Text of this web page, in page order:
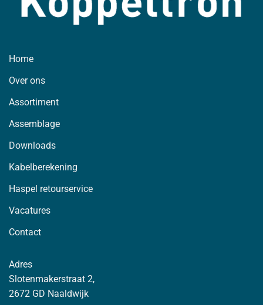
Home
Over ons
Assortiment
Assemblage
Downloads
Kabelberekening
Haspel retourservice
Vacatures
Contact
Adres
Slotenmakerstraat 2,
2672 GD Naaldwijk